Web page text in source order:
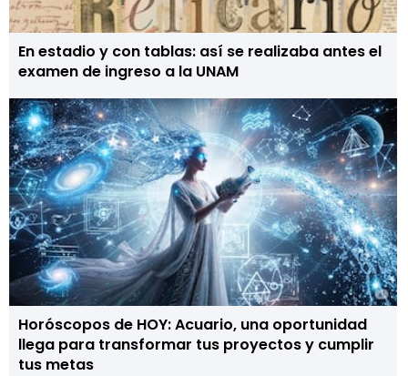
En estadio y con tablas: así se realizaba antes el
examen de ingreso a la UNAM
Horóscopos de HOY: Acuario, una oportunidad
llega para transformar tus proyectos y cumplir
tus metas